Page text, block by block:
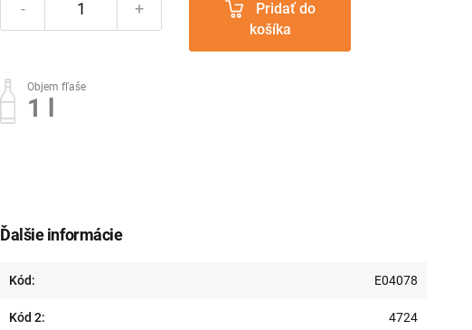
- +
košíka
Objem fľaše
1 l
Ďalšie informácie
Kód: E04078
Kód 2: 4724